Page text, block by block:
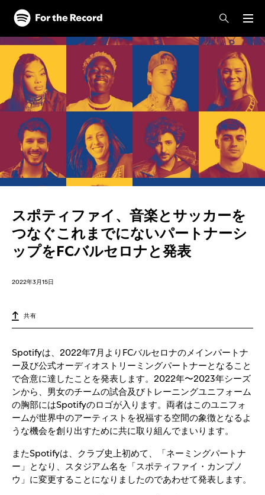
スポティファイ、音楽とサッカーを
つなぐこれまでにないパートナーシ
ップをFCバルセロナと発表
2022年3月15日
共有
Spotifyは、2022年7月よりFCバルセロナのメインパートナ
ー及び公式オーディオストリーミングパートナーとなること
で合意に達したことを発表します。2022年〜2023年シーズ
ンから、男女のチームの試合及びトレーニングユニフォーム
の胸部にはSpotifyのロゴが入ります。両者はこのユニフォ
ームが世界中のアーティストを祝福する空間の象徴となるよ
うな機会を創り出すために共に取り組んでまいります。
またSpotifyは、クラブ史上初めて、「ネーミングパートナ
ー」となり、スタジアム名を「スポティファイ・カンプノ
ウ」に変更することになりましたのであわせて発表します。